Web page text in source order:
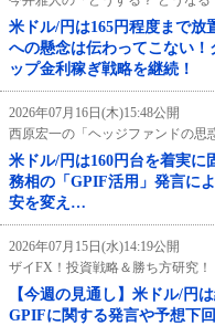
米ドル/円は165円程度まで放
への懸念は伝わってこない
ップ金利稼ぎ戦略を継続！
2026年07月16日(木)15:48公開
西原宏一の「ヘッジファンドの思
米ドル/円は160円台を着実に
務相の「GPIF活用」発言に
安を変え…
2026年07月15日(水)14:19公開
ザイFX！投資戦略＆勝ち方研究！
【今週の見通し】米ドル/円
GPIFに関する発言や予想下